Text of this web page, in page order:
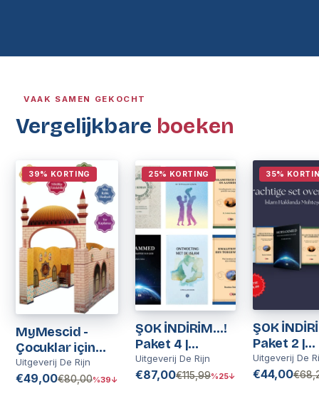
VAAK SAMEN GEKOCHT
Vergelijkbare boeken
39% KORTING
MyMescid -
Çocuklar için
Mescid | Kinder
Moskee |
Uitgeverij De Rijn
€49,00€80,00%39↓
25% KORTING
ŞOK İNDİRİM…!
Paket 4 |
Nederlands
Uitgeverij De Rijn
€87,00€115,99%25↓
35%
ŞOK
Paket 2 |
Uitgeverij De
€44,00